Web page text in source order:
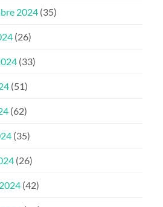
2024 (35)
(26)
(33)
(51)
(62)
(35)
(26)
(42)